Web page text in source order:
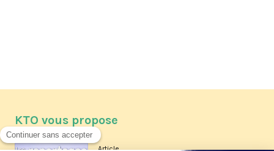
KTO vous propose
Article